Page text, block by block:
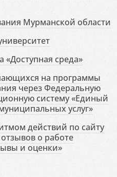
Мурманской области
«Доступная среда»
на программы
через Федеральную
систему «Единый
услуг»
действий по сайту
о работе
и оценки»